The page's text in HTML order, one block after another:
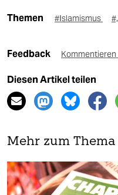
Themen #Islamismus
Feedback Kommentieren
Diesen Artikel teilen
Mehr zum Thema